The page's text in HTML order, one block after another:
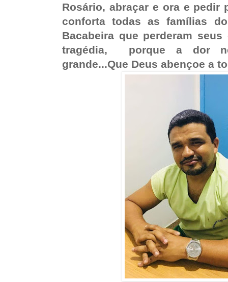
Rosário, abraçar e ora e pedir
conforta todas as famílias
Bacabeira que perderam
tragédia, porque a dor
grande...Que Deus abençoe a